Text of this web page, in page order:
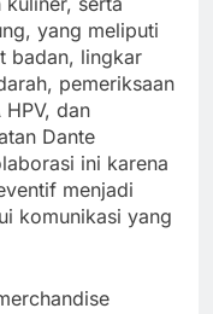
yang meliputi
badan, lingkar
pemeriksaan
dan
Dante
ini karena
menjadi
komunikasi yang